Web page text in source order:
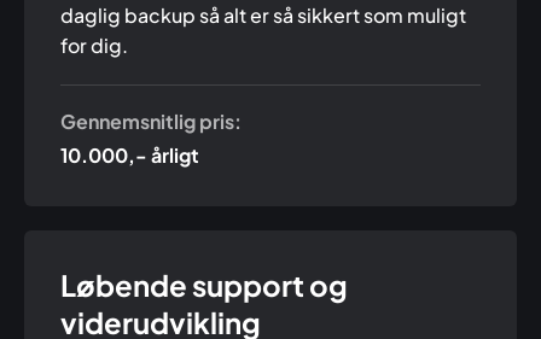
daglig backup så alt er så sikkert som muligt
for dig.
Gennemsnitlig pris:
10.000,- årligt
Løbende support og
viderudvikling